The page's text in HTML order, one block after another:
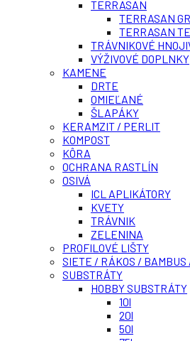
TERRASAN
TERRASAN
TERRASAN
TRÁVNIKOVÉ
VÝŽIVOVÉ DOPLNKY
KAMENE
DRTE
OMIEĽANÉ
ŠLAPÁKY
KERAMZIT / PERLIT
KOMPOST
KÔRA
OCHRANA RASTLÍN
OSIVÁ
ICL APLIKÁTORY
KVETY
TRÁVNIK
ZELENINA
PROFILOVÉ LIŠTY
SIETE / RÁKOS /
SUBSTRÁTY
HOBBY SUBSTRÁTY
10l
20l
50l